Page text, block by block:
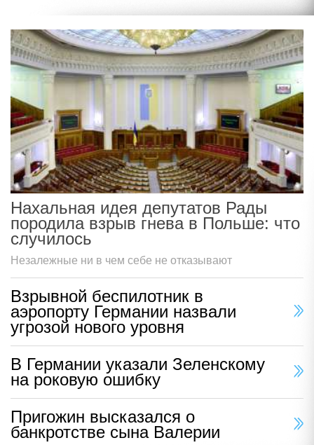
Нахальная идея депутатов Рады
породила взрыв гнева в Польше: что
случилось
Незалежные ни в чем себе не отказывают
Взрывной беспилотник в
аэропорту Германии назвали
угрозой нового уровня
В Германии указали Зеленскому
на роковую ошибку
Пригожин высказался о
банкротстве сына Валерии